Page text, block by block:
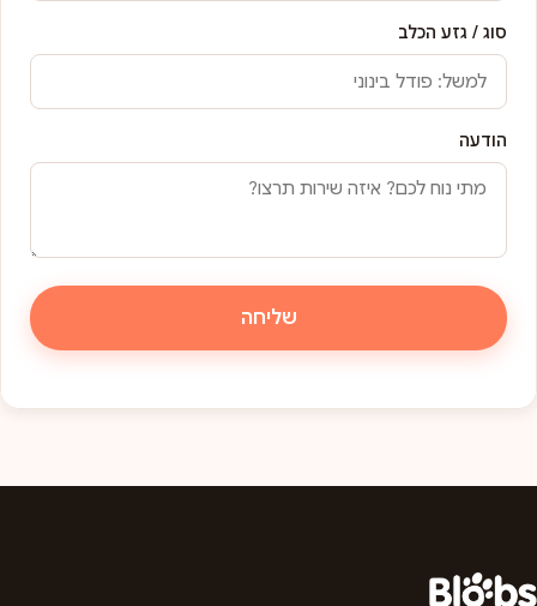
סוג / גזע הכלב
הודעה
שליחה